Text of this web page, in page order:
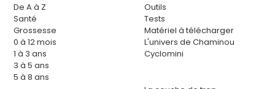
De A à Z
Santé
Grossesse
0 à 12 mois
1 à 3 ans
3 à 5 ans
5 à 8 ans
Outils
Tests
Matériel à télécharger
L'univers de Chaminou
Cyclomini